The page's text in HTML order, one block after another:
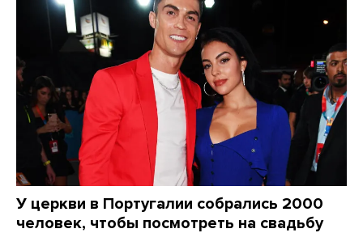
У церкви в Португалии собрались 2000
человек, чтобы посмотреть на свадьбу